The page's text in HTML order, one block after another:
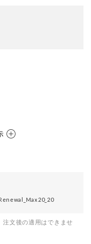
文後の適用はできませ